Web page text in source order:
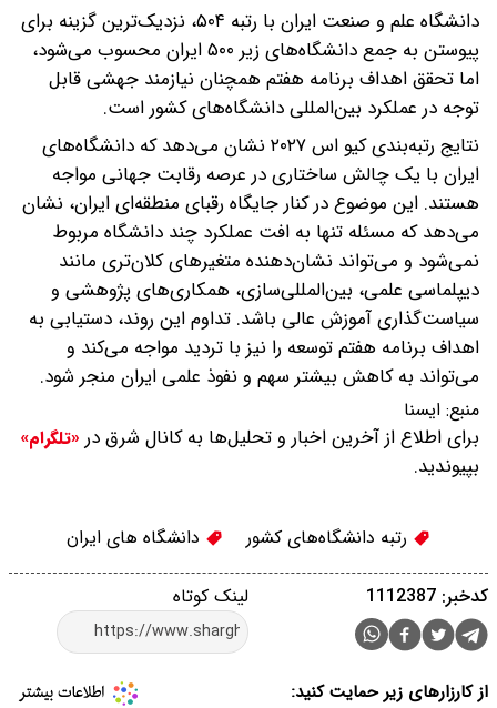
دانشگاه علم و صنعت ایران با رتبه ۵۰۴، نزدیک‌ترین گزینه برای
پیوستن به جمع دانشگاه‌های زیر ۵۰۰ ایران محسوب می‌شود،
اما تحقق اهداف برنامه هفتم همچنان نیازمند جهشی قابل
توجه در عملکرد بین‌المللی دانشگاه‌های کشور است.
نتایج رتبه‌بندی کیو اس ۲۰۲۷ نشان می‌دهد که دانشگاه‌های
ایران با یک چالش ساختاری در عرصه رقابت جهانی مواجه
هستند. این موضوع در کنار جایگاه رقبای منطقه‌ای ایران، نشان
می‌دهد که مسئله تنها به افت عملکرد چند دانشگاه مربوط
نمی‌شود و می‌تواند نشان‌دهنده متغیرهای کلان‌تری مانند
دیپلماسی علمی، بین‌المللی‌سازی، همکاری‌های پژوهشی و
سیاست‌گذاری آموزش عالی باشد. تداوم این روند، دستیابی به
اهداف برنامه هفتم توسعه را نیز با تردید مواجه می‌کند و
می‌تواند به کاهش بیشتر سهم و نفوذ علمی ایران منجر شود.
منبع: ايسنا
برای اطلاع از آخرین اخبار و تحلیل‌ها به کانال شرق در «تلگرام»
بپیوندید.
رتبه دانشگاه‌های کشور دانشگاه های ایران
لینک کوتاه کدخبر: 1112387
از کارزارهای زیر حمایت کنید: